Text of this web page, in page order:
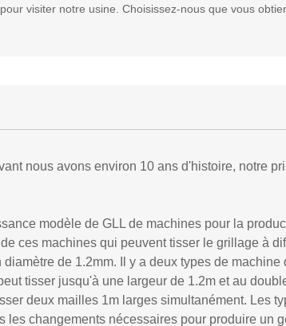
visiter notre usine. Choisissez-nous que vous
nous avons environ 10 ans d'histoire, notre
modèle de GLL de machines pour la
ces machines qui peuvent tisser le grillage à
de 1.2mm. Il y a deux types de machine
tisser jusqu'à une largeur de 1.2m et au
deux mailles 1m larges simultanément. Les
changements nécessaires pour produire un